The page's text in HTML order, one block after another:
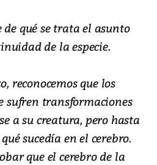
de qué se trata el asunto
de la especie.
reconocemos que los
sufren transformaciones
a su creatura, pero hasta
sucedía en el cerebro.
que el cerebro de la